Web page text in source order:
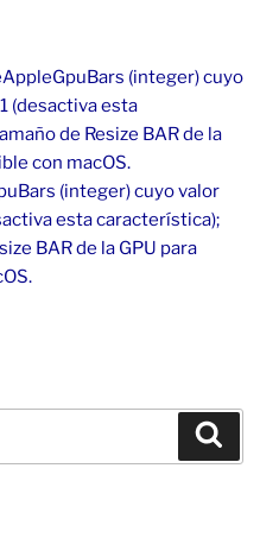
(integer) cuyo
(desactiva esta
de Resize BAR de la
con macOS.
(integer) cuyo valor
esta característica);
BAR de la GPU para